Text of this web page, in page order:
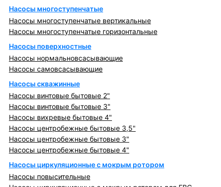
Насосы многоступенчатые
Насосы многоступенчатые вертикальные
Насосы многоступенчатые горизонтальные
Насосы поверхностные
Насосы нормальновсасывающие
Насосы самовсасывающие
Насосы скважинные
Насосы винтовые бытовые 2"
Насосы винтовые бытовые 3"
Насосы вихревые бытовые 4"
Насосы центробежные бытовые 3,5"
Насосы центробежные бытовые 3"
Насосы центробежные бытовые 4"
Насосы циркуляционные с мокрым ротором
Насосы повысительные